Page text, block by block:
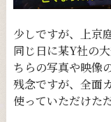
少しですが、上京
同じ日に某Y社の
ちらの写真や映像
残念ですが、全面
使っていただけた